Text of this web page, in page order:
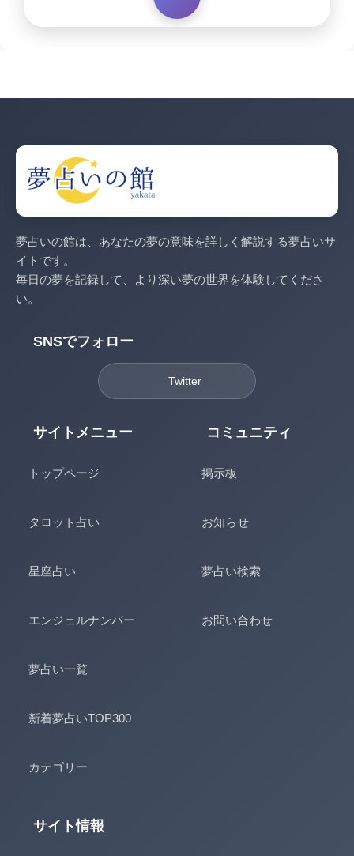
夢占いの館は、あなたの夢の意味を詳しく解説する夢占いサ
イトです。
毎日の夢を記録して、より深い夢の世界を体験してくださ
い。
SNSでフォロー
Twitter
サイトメニュー
トップページ
タロット占い
星座占い
エンジェルナンバー
夢占い一覧
新着夢占いTOP300
カテゴリー
コミュニティ
掲示板
お知らせ
夢占い検索
お問い合わせ
サイト情報